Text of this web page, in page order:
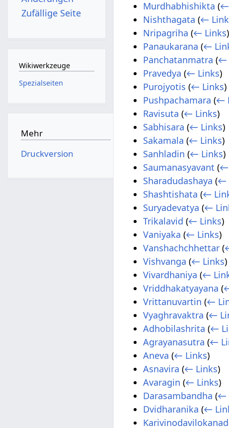
Murdhabhishikta (←
Nishthagata (←
Nripagriha (← Links)
Panaukarana (←
Panchatanmatra (←
Pravedya (← Links)
Purojyotis (← Links)
Pushpachamara (←
Ravisuta (← Links)
Sabhisara (← Links)
Sakamala (← Links)
Sanhladin (← Links)
Saumanasyavant (←
Sharadudashaya (←
Shashtishata (←
Suryadevatya (←
Trikalavid (← Links)
Vaniyaka (← Links)
Vanshachchhettar (
Vishvanga (← Links)
Vivardhaniya (←
Vriddhakatyayana (
Vrittanuvartin (←
Vyaghravaktra (←
Adhobilashrita (←
Agrayanasutra (←
Aneva (← Links)
Asnavira (← Links)
Avaragin (← Links)
Darasambandha (←
Dvidharanika (←
Zufällige Seite
Wikiwerkzeuge
Spezialseiten
Mehr
Druckversion